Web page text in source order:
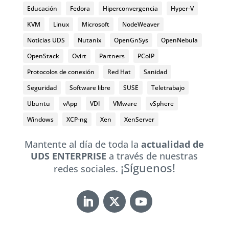
Educación
Fedora Hiperconvergencia
Hyper-V
KVM
Linux Microsoft
NodeWeaver
Noticias UDS
Nutanix OpenGnSys
OpenNebula
OpenStack
Ovirt Partners
PCoIP
Protocolos de conexión
Red Hat
Sanidad
Seguridad
Software libre SUSE
Teletrabajo
Ubuntu
vApp VDI VMware
vSphere
Windows
XCP-ng Xen XenServer
Mantente al día de toda laactualidad de
UDS ENTERPRISEa través de nuestras
redes sociales. ¡Síguenos!